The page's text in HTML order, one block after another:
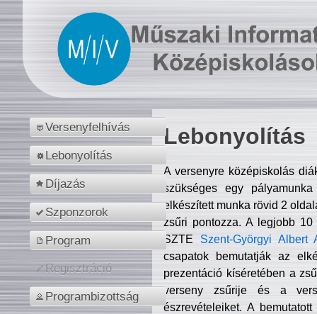
Versenyfelhívás
Lebonyolítás
Díjazás
Szponzorok
Program
Regisztráció
Programbizottság
Lebonyolítás
A versenyre középiskolás
szükséges egy
elkészített munka rövid 2
zsűri pontozza. A legjobb
SZTE Szent-Györgyi Albert
csapatok bemutatják az
prezentáció kíséretében a
verseny zsűrije és a
észrevételeiket. A